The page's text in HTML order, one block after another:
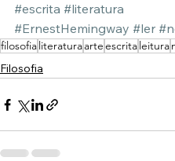
#escrita #literatura
#ErnestHemingway #ler
filosofialiteraturaarteescritaleitura
Filosofia